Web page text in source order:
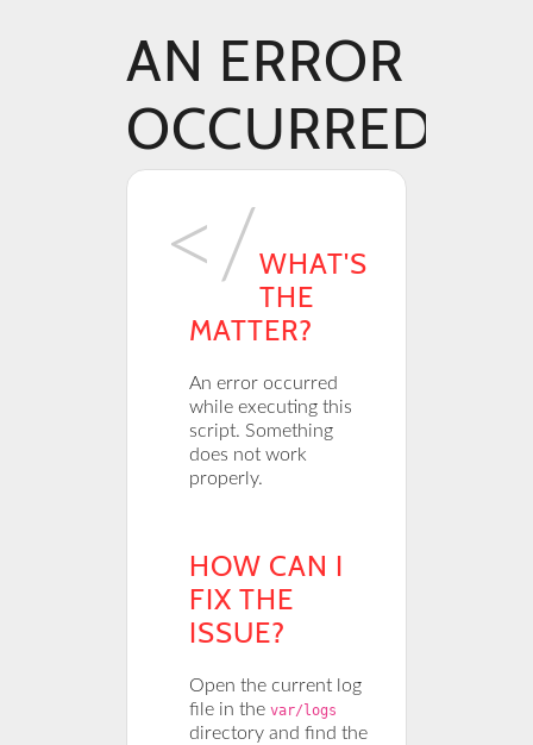
AN ERROR
OCCURRED
WHAT'S
THE
MATTER?
An error occurred
while executing this
script. Something
does not work
properly.
HOW CAN I
FIX THE
ISSUE?
Open the current log
file in thevar/logs
directory and find the